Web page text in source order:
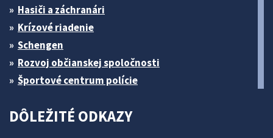
Hasiči a záchranári
Krízové riadenie
Schengen
Rozvoj občianskej spoločnosti
Športové centrum polície
DÔLEŽITÉ ODKAZY